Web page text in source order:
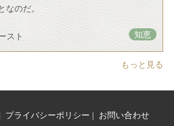
なのだ。
スト 知恵
もっと見る
プライバシーポリシー お問い合わせ